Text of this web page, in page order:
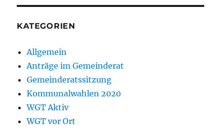
KATEGORIEN
Allgemein
Anträge im Gemeinderat
Gemeinderatssitzung
Kommunalwahlen 2020
WGT Aktiv
WGT vor Ort